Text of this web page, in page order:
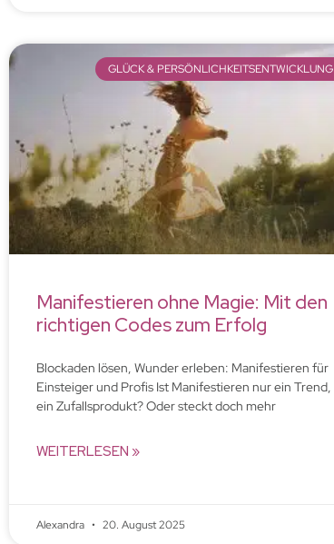
GLÜCK & PERSÖNLICHKEITSENTWICKLUNG
Manifestieren ohne Magie: Mit den
richtigen Codes zum Erfolg
Blockaden lösen, Wunder erleben: Manifestieren für
Einsteiger und Profis Ist Manifestieren nur ein Trend,
ein Zufallsprodukt? Oder steckt doch mehr
WEITERLESEN »
Alexandra 20. August 2025